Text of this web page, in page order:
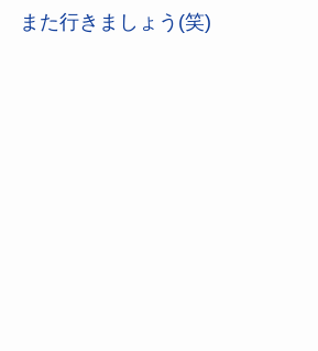
また行きましょう(笑)